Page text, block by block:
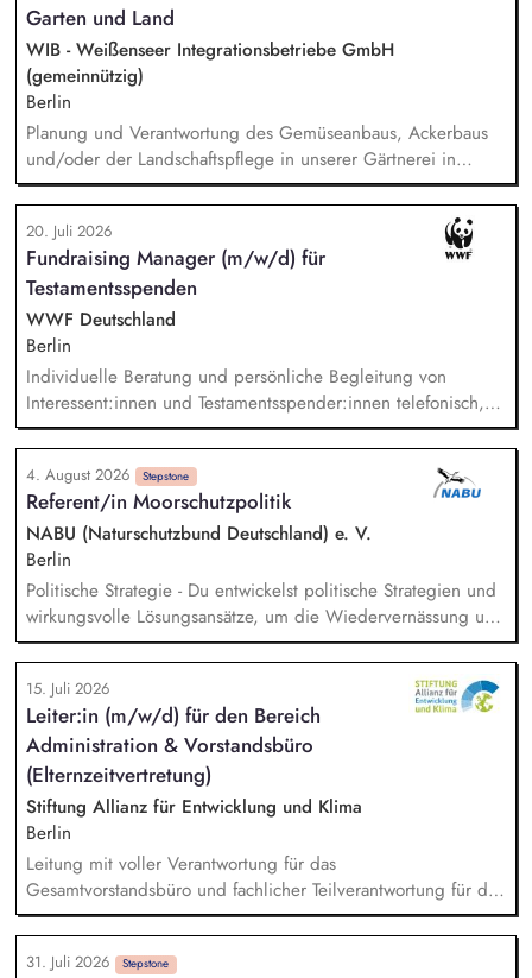
Strategieentwicklung: Entwurf und Umsetzung von
Wachstumsstrategie und Geschäftsmodellen, Trendanalysen:
Frühzeitige Identifikation von Branchen- und
Regulatoriktrends, Partnermanagement: Aufbau von
strategischen Partnerschaften, Kooperationen und
Netzwerken, Akquisition von Aufträgen, Neukunden und
Projekten.
Garten und Land
WIB - Weißenseer Integrationsbetriebe GmbH
(gemeinnützig)
Berlin
Planung und Verantwortung des Gemüseanbaus, Ackerbaus
und/oder der Landschaftspflege in unserer Gärtnerei in
Berlin-Malchow, Umsetzung eines zertifizierten Bio-Anbaus,
fachliche Anleitung und Unterstützung der Teilnehmenden
und Beschäftigten, Organisation der Arbeitsabläufe und einer
zweckmäßigen Arbeitsplatzgestaltung, Überwachung der
Einhaltung von Gesundheits-, Arbeitsschutz- und
Unfallverhütungsvorschriften.
20. Juli 2026
Fundraising Manager (m/w/d) für
Testamentsspenden
WWF Deutschland
Berlin
Individuelle Beratung und persönliche Begleitung von
Interessent:innen und Testamentsspender:innen telefonisch,
per E-Mail sowie bei persönlichen Gesprächen. Strategische
Weiterentwicklung des Erbschaftsfundraisings und der Donor
Journeys – von der Lead-Akquise über Stewardship bis hin
zur individuellen Förder:innen-Kommunikation. Systematische
Planung, Steuerung und Umsetzung von Werbemaßnahmen,
Nachlass-Mailings oder Telefonie-Aktionen sowie die
Durchführung von analogen und digitalen Veranstaltungen.
4. August 2026 Stepstone
Referent/in Moorschutzpolitik
NABU (Naturschutzbund Deutschland) e. V.
Berlin
Politische Strategie - Du entwickelst politische Strategien und
wirkungsvolle Lösungsansätze, um die Wiedervernässung und
nachhaltige Nutzung von Mooren sowie den natürlichen
Klimaschutz auf deutscher und europäischer Ebene
voranzubringen. Analyse & Positionierung - Du analysierst
relevante politische und regulatorische Entwicklungen,
bereitest fundierte Entscheidungsgrundlagen auf und
gestaltest die fachliche Positionierung des NABU zu zentralen
Moorschutzthemen mit. Vernetzung & Koordination - Du
koordinierst die moorschutzpolitische Arbeit des NABU über
Projekte, Fachbereiche und Partnerorganisationen hinweg.
15. Juli 2026
Leiter:in (m/w/d) für den Bereich
Administration & Vorstandsbüro
(Elternzeitvertretung)
Stiftung Allianz für Entwicklung und Klima
Berlin
Leitung mit voller Verantwortung für das
Gesamtvorstandsbüro und fachlicher Teilverantwortung für die
Mitarbeitenden der Vorstandsbüros. Budgetsteuerung
Vorstandsbüro. Management des Berichtswesens; Steuerung
und Sicherstellung der fristgerechten Abgabe. Inhaltliche
31. Juli 2026 Stepstone